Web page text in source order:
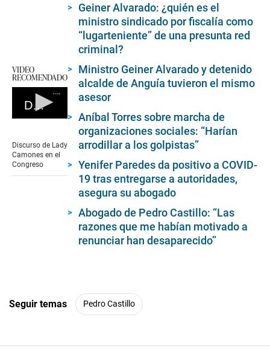
VIDEO
RECOMENDADO
Discurso de Lady Camones en el Congreso
of
0
seconds
Discurso de Lady
Camones en el
Congreso
Geiner Alvarado: ¿quién es el
ministro sindicado por fiscalía como
“lugarteniente” de una presunta red
criminal?
Ministro Geiner Alvarado y detenido
alcalde de Anguía tuvieron el mismo
asesor
Aníbal Torres sobre marcha de
organizaciones sociales: “Harían
arrodillar a los golpistas”
Yenifer Paredes da positivo a COVID-
19 tras entregarse a autoridades,
asegura su abogado
Abogado de Pedro Castillo: “Las
razones que me habían motivado a
renunciar han desaparecido”
Seguir temas Pedro Castillo